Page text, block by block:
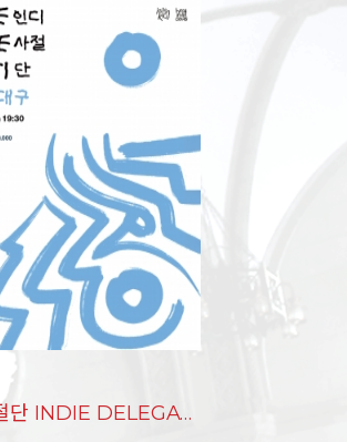
인디사절단 INDIE DELEGATION: 대구 DAEGU